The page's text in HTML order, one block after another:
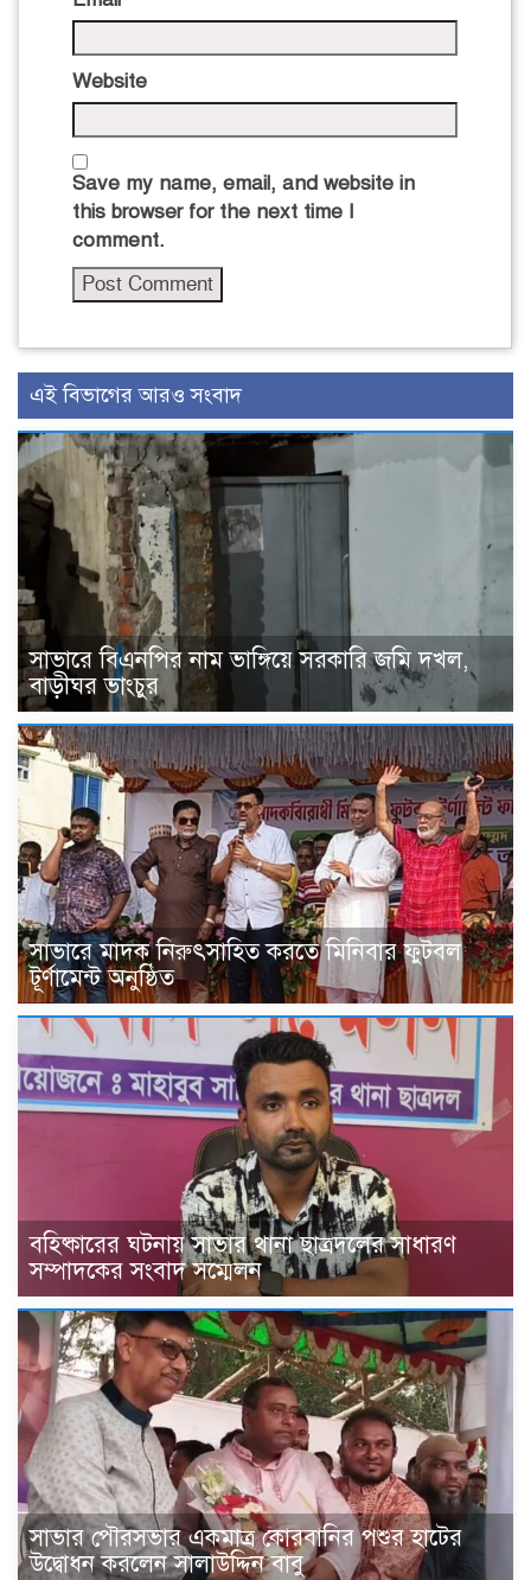
Website
Save my name, email, and website in
this browser for the next time I
comment.
এই বিভাগের আরও সংবাদ
সাভারে বিএনপির নাম ভাঙ্গিয়ে সরকারি জমি দখল,
বাড়ীঘর ভাংচুর
সাভারে মাদক নিরুৎসাহিত করতে মিনিবার ফুটবল
টূর্ণামেন্ট অনুষ্ঠিত
বহিষ্কারের ঘটনায় সাভার থানা ছাত্রদলের সাধারণ
সম্পাদকের সংবাদ সম্মেলন
সাভার পৌরসভার একমাত্র কোরবানির পশুর হাটের
উদ্বোধন করলেন সালাউদ্দিন বাবু